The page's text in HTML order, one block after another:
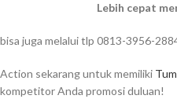
Lebih cepat
bisa juga melalui tlp 0813-3956-
Action sekarang untuk memiliki
kompetitor Anda promosi duluan!